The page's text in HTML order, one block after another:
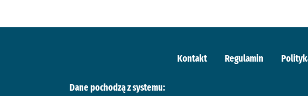
Kontakt Regulamin
Dane pochodzą z systemu: